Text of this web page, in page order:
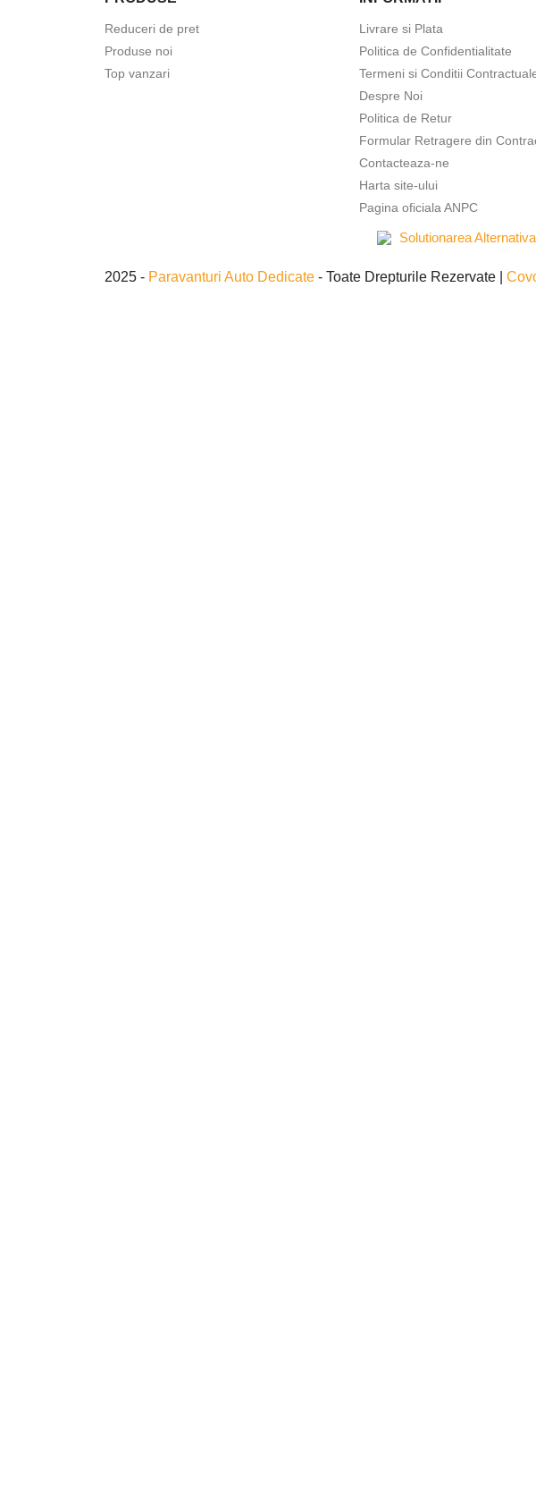
Reduceri de pret
Produse noi
Top vanzari
Livrare si Plata
Politica de Confidentialitate
Termeni si Conditii
Despre Noi
Politica de Retur
Formular Retragere din
Contacteaza-ne
Harta site-ului
Pagina oficiala ANPC
2025 - Paravanturi Auto Dedicate - Toate Drepturile Rezervate |
Intra in cont
Trebuie sa fi logat in
Favorite.
Anuleaza